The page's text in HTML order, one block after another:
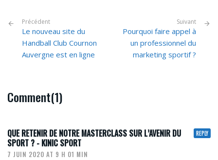
Précédent
Le nouveau site du
Handball Club Cournon
Auvergne est en ligne
Suivant
Pourquoi faire appel à
un professionnel du
marketing sportif ?
Comment(1)
REPLY
QUE RETENIR DE NOTRE MASTERCLASS SUR L’AVENIR DU
SPORT ? - KINIC SPORT
7 JUIN 2020 AT 9 H 01 MIN